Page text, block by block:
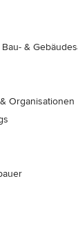
&
Organisationen